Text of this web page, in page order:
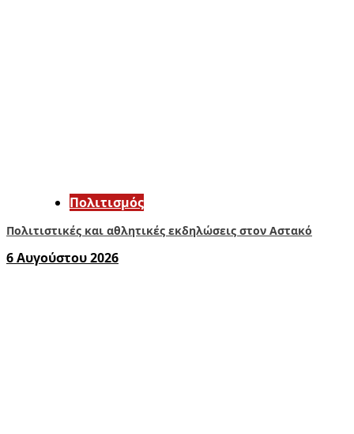
Πολιτισμός
Πολιτιστικές και αθλητικές εκδηλώσεις στον Αστακό
6 Αυγούστου 2026